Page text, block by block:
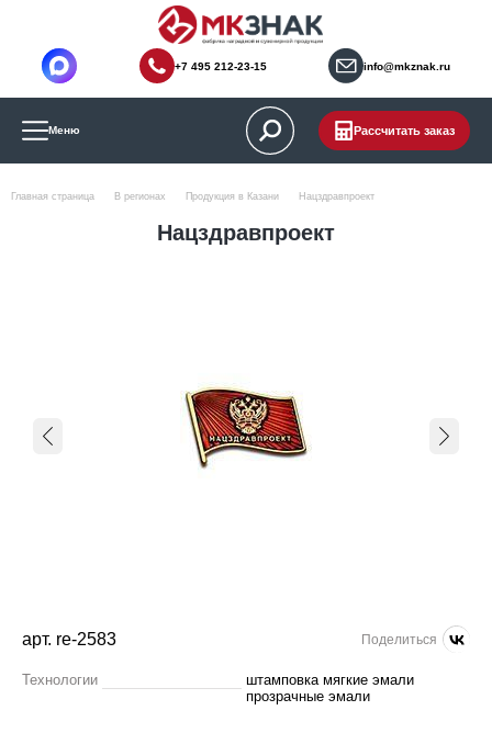
info@mkznak.ru
+7 495 212-23-15
Меню Рассчитать заказ
Главная страница В регионах Продукция в Казани Нацздравпроект
Нацздравпроект
арт. re-2583 Поделиться
Технологии
штамповка мягкие эмали
прозрачные эмали